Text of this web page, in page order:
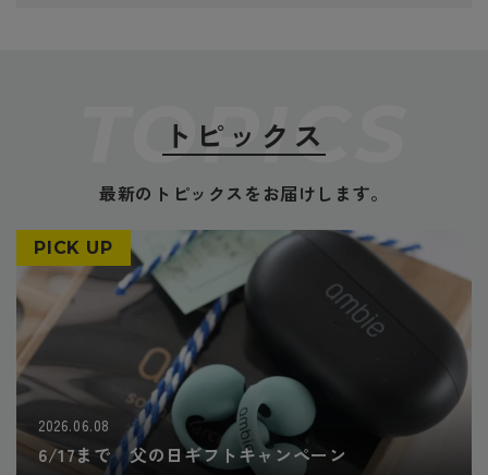
TOPICS
トピックス
最新のトピックスをお届けします。
PICK UP
2026.06.08
6/17まで 父の日ギフトキャンペーン